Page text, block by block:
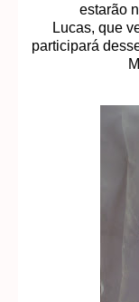
estarão
Lucas, que
participará